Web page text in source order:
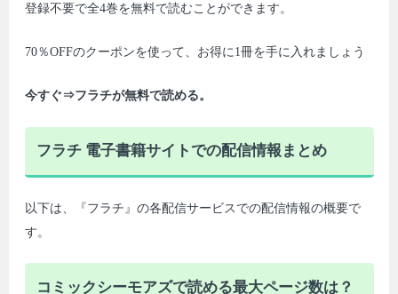
登録不要で全4巻を無料で読むことができます。
70％OFFのクーポンを使って、お得に1冊を手に入れましょう
今すぐ⇒フラチが無料で読める。
フラチ 電子書籍サイトでの配信情報まとめ
以下は、『フラチ』の各配信サービスでの配信情報の概要で
す。
コミックシーモアズで読める最大ページ数は？